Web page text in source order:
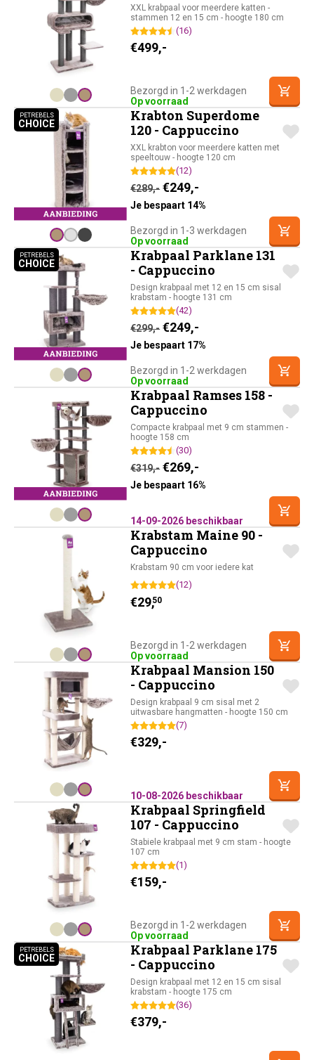
XXL krabpaal voor meerdere katten -
stammen 12 en 15 cm - hoogte 180 cm
(16)
€499,-
Bezorgd in 1-2 werkdagen
Op voorraad
PETREBELS
CHOICEPETREBELS CHOICE
Krabton Superdome
120 - Cappuccino
XXL krabton voor meerdere katten met
speeltouw - hoogte 120 cm
(12)
€289,- Oorspronkelijke prijs
€249,-
Je bespaart 14%
Bezorgd in 1-3 werkdagen
Op voorraad
PETREBELS
CHOICEPETREBELS CHOICE
Krabpaal Parklane 131
- Cappuccino
Design krabpaal met 12 en 15 cm sisal
krabstam - hoogte 131 cm
(42)
€299,- Oorspronkelijke prijs
€249,-
Je bespaart 17%
Bezorgd in 1-2 werkdagen
Op voorraad
Krabpaal Ramses 158 -
Cappuccino
Compacte krabpaal met 9 cm stammen -
hoogte 158 cm
(30)
€319,- Oorspronkelijke prijs
€269,-
Je bespaart 16%
14-09-2026 beschikbaar
Krabstam Maine 90 -
Cappuccino
Krabstam 90 cm voor iedere kat
(12)
€29,50
Bezorgd in 1-2 werkdagen
Op voorraad
Krabpaal Mansion 150
- Cappuccino
Design krabpaal 9 cm sisal met 2
uitwasbare hangmatten - hoogte 150 cm
(7)
€329,-
10-08-2026 beschikbaar
Krabpaal Springfield
107 - Cappuccino
Stabiele krabpaal met 9 cm stam - hoogte
107 cm
(1)
€159,-
Bezorgd in 1-2 werkdagen
Op voorraad
PETREBELS
CHOICEPETREBELS CHOICE
Krabpaal Parklane 175
- Cappuccino
Design krabpaal met 12 en 15 cm sisal
krabstam - hoogte 175 cm
(36)
€379,-